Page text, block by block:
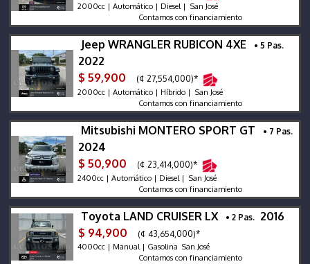
2000cc | Automático | Diesel | San José
Contamos con financiamiento
Jeep WRANGLER RUBICON 4XE • 5 Pas.
2022
$ 59,900
(¢ 27,554,000)*
2000cc | Automático | Híbrido | San José
Contamos con financiamiento
Mitsubishi MONTERO SPORT GT • 7 Pas.
2024
$ 50,900
(¢ 23,414,000)*
2400cc | Automático | Diesel | San José
Contamos con financiamiento
Toyota LAND CRUISER LX • 2 Pas. 2016
$ 94,900
(¢ 43,654,000)*
4000cc | Manual | Gasolina San José
Contamos con financiamiento